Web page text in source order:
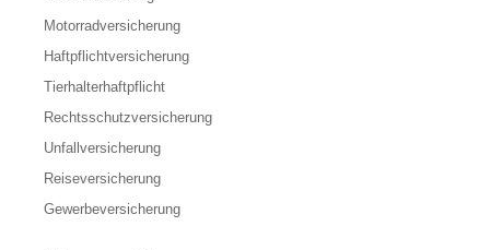
Motorradversicherung
Haftpflichtversicherung
Tierhalterhaftpflicht
Rechtsschutzversicherung
Unfallversicherung
Reiseversicherung
Gewerbeversicherung